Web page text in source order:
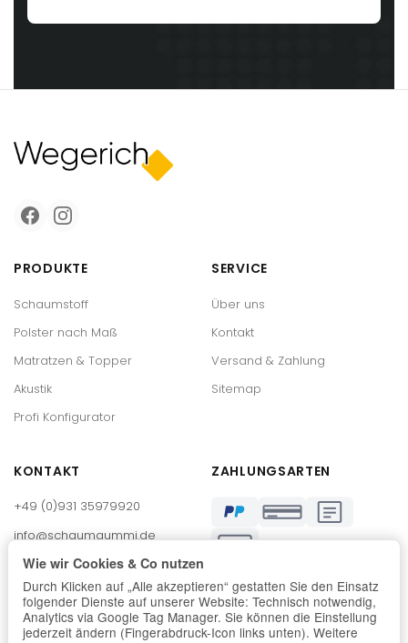
PRODUKTE
Schaumstoff
Polster nach Maß
Matratzen & Topper
Akustik
Profi Konfigurator
SERVICE
Über uns
Kontakt
Versand & Zahlung
Sitemap
KONTAKT
+49 (0)931 35979920
info@schaumgummi.de
Mo–Fr 8:00 – 17:00 Uhr
Max-Mengeringhausen-Str. 21
97084 Würzburg
ZAHLUNGSARTEN
Wie wir Cookies & Co nutzen
Durch Klicken auf „Alle akzeptieren“ gestatten Sie den Einsatz
folgender Dienste auf unserer Website: Technisch notwendig,
Analytics via Google Tag Manager. Sie können die Einstellung
jederzeit ändern (Fingerabdruck-Icon links unten). Weitere